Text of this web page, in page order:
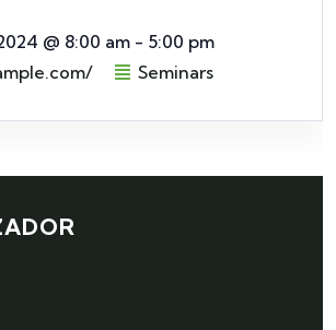
@ 8:00 am - 5:00 pm
Seminars